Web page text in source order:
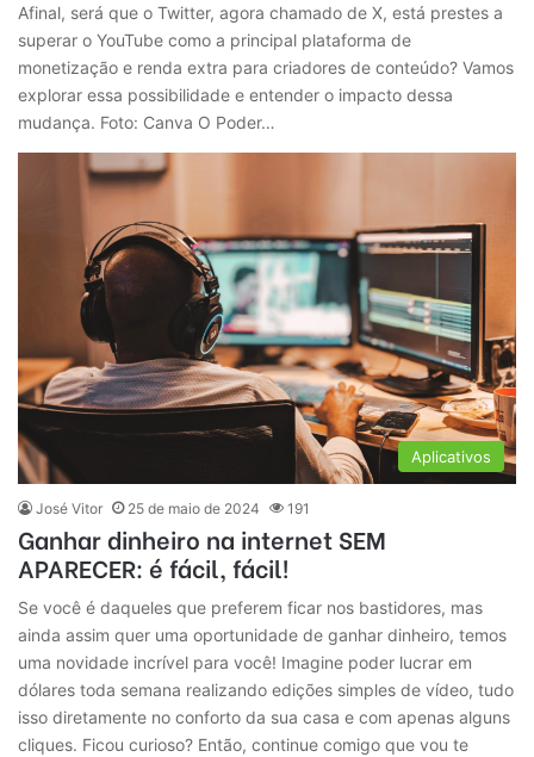
Afinal, será que o Twitter, agora chamado de X, está prestes a
superar o YouTube como a principal plataforma de
monetização e renda extra para criadores de conteúdo? Vamos
explorar essa possibilidade e entender o impacto dessa
mudança. Foto: Canva O Poder…
Aplicativos
José Vitor 25 de maio de 2024 191
Ganhar dinheiro na internet SEM
APARECER: é fácil, fácil!
Se você é daqueles que preferem ficar nos bastidores, mas
ainda assim quer uma oportunidade de ganhar dinheiro, temos
uma novidade incrível para você! Imagine poder lucrar em
dólares toda semana realizando edições simples de vídeo, tudo
isso diretamente no conforto da sua casa e com apenas alguns
cliques. Ficou curioso? Então, continue comigo que vou te